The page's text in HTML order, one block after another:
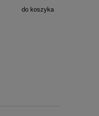
do koszyka